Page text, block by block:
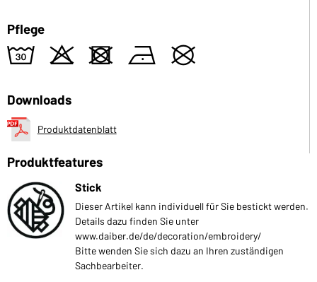
Pflege
w o d n U
Downloads
Produktdatenblatt
Produktfeatures
Stick
Dieser Artikel kann individuell für Sie bestickt werden.
Details dazu finden Sie unter
www.daiber.de/de/decoration/embroidery/
Bitte wenden Sie sich dazu an Ihren zuständigen
Sachbearbeiter.